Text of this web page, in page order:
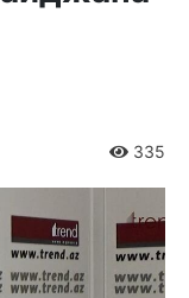
335